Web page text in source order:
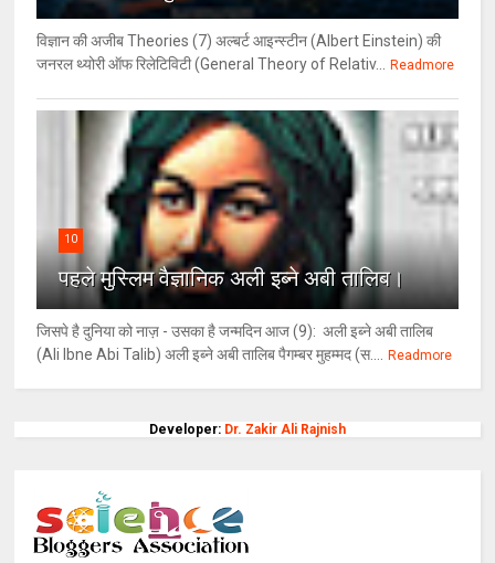
विज्ञान की अजीब Theories (7) अल्‍बर्ट आइन्स्टीन (Albert Einstein) की
जनरल थ्योरी ऑफ रिलेटिविटी (General Theory of Relativ...
Readmore
10
पहले मुस्लिम वैज्ञानिक अली इब्ने अबी तालिब।
जिसपे है दुनिया को नाज़ - उसका है जन्मदिन आज (9): अली इब्ने अबी तालिब
(Ali Ibne Abi Talib) अली इब्ने अबी तालिब पैगम्बर मुहम्मद (स....
Readmore
Developer: Dr. Zakir Ali Rajnish